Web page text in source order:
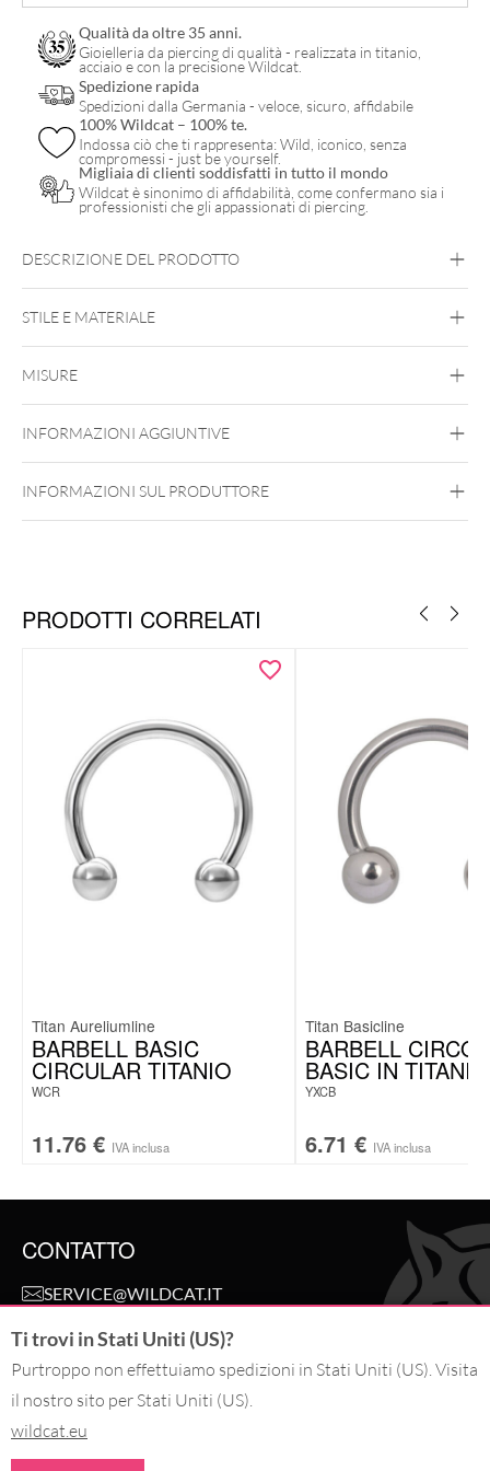
quantità
Qualità da oltre 35 anni.
Gioielleria da piercing di qualità - realizzata in titanio,
acciaio e con la precisione Wildcat.
Spedizione rapida
Spedizioni dalla Germania - veloce, sicuro, affidabile
100% Wildcat – 100% te.
Indossa ciò che ti rappresenta: Wild, iconico, senza
compromessi - just be yourself.
Migliaia di clienti soddisfatti in tutto il mondo
Wildcat è sinonimo di affidabilità, come confermano sia i
professionisti che gli appassionati di piercing.
DESCRIZIONE DEL PRODOTTO
STILE E MATERIALE
Titan Basicline
Titanio di Grado 23
MISURE
INFORMAZIONI AGGIUNTIVE
INFORMAZIONI SUL PRODUTTORE
PRODOTTI CORRELATI
Titan Aureliumline
BARBELL BASIC
CIRCULAR TITANIO
WCR
11.76 € IVA inclusa
Titan Basicline
BARBELL
BASIC IN TITANIO
YXCB
6.71 € IVA inclusa
CONTATTO
SERVICE@WILDCAT.IT
@WILDCAT.IT
FB.COM/WILDCATOFFICIAL
PINTEREST.COM/WILDCATITALIA
Ti trovi in Stati Uniti (US)?
Purtroppo non effettuiamo spedizioni in Stati Uniti (US). Visita
il nostro sito per Stati Uniti (US).
wildcat.eu